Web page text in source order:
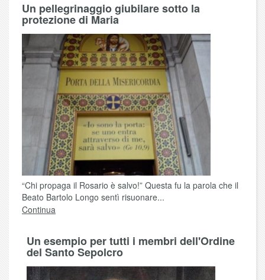
Un pellegrinaggio giubilare sotto la
protezione di Maria
“Chi propaga il Rosario è salvo!” Questa fu la parola che il
Beato Bartolo Longo sentì risuonare...
Continua
Un esempio per tutti i membri dell'Ordine
del Santo Sepolcro